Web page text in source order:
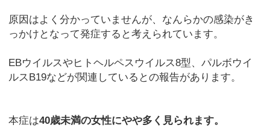
原因はよく分かっていませんが、なんらかの感染がき
っかけとなって発症すると考えられています。
EBウイルスやヒトヘルペスウイルス8型、パルボウイ
ルスB19などが関連しているとの報告があります。
本症は40歳未満の女性にやや多く見られます。